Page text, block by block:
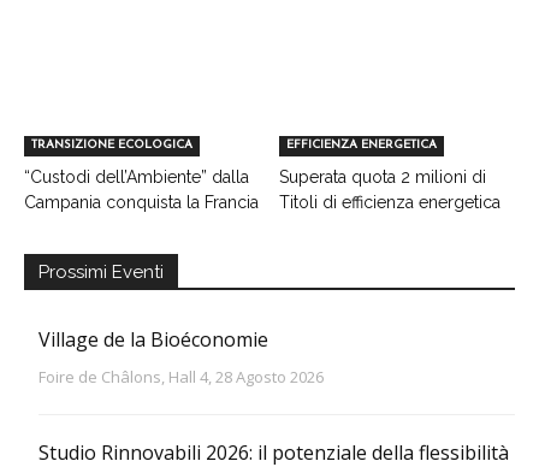
TRANSIZIONE ECOLOGICA
“Custodi dell’Ambiente” dalla
Campania conquista la Francia
EFFICIENZA ENERGETICA
Superata quota 2 milioni di
Titoli di efficienza energetica
Prossimi Eventi
Village de la Bioéconomie
Foire de Châlons, Hall 4, 28 Agosto 2026
Studio Rinnovabili 2026: il potenziale della flessibilità